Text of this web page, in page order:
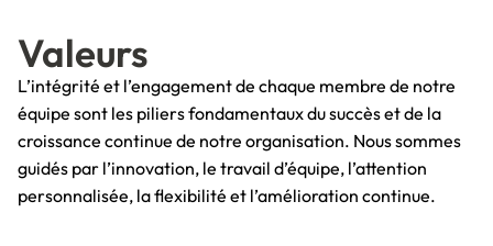
Valeurs
L’intégrité et l’engagement de chaque membre de notre
équipe sont les piliers fondamentaux du succès et de la
croissance continue de notre organisation. Nous sommes
guidés par l’innovation, le travail d’équipe, l’attention
personnalisée, la flexibilité et l’amélioration continue.